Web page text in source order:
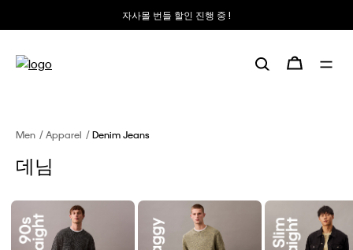
자사몰 번들 할인 진행 중 !
Men Apparel Denim Jeans
데님